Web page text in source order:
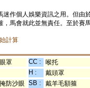
作個人娛樂資訊之用。但
，馬會就此並無責任。至於賽
計算
罩 CC :
喉托
H :
戴頭罩
防沙眼 SB : 戴羊毛額箍